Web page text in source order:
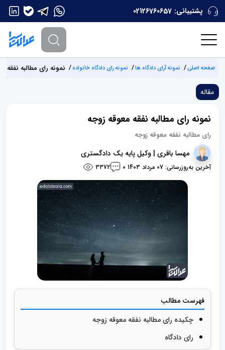
پشتیبانی: 02126760657
صفحه اصلی نمونه آرای دادگاه ها نمونه رای دادگاه خانواده نمونه رای مطالبه نفقه
مقاله
نمونه رای مطالبه نفقه معوقه زوجه
رای مطالبه نفقه معوقه زوجه
مهسا باقری | وکیل پایه یک دادگستری
آخرین به‌روزرسانی: 07 مرداد 1403 0
3372
فهرست مطالب
چکیده رای مطالبه نفقه معوقه زوجه
رای دادگاه